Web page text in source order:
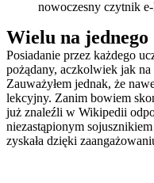
nowoczesny czytnik
Wielu na jednego
Posiadanie przez każdego
pożądany, aczkolwiek jak na
Zauważyłem jednak, że
lekcyjny. Zanim bowiem
już znaleźli w Wikipedii
niezastąpionym
zyskała dzięki